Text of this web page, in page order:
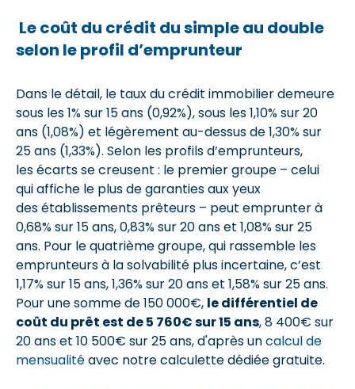
Le coût du crédit du simple au double
selon le profil d’emprunteur
Dans le détail, le taux du crédit immobilier demeure
sous les 1% sur 15 ans (0,92%), sous les 1,10% sur 20
ans (1,08%) et légèrement au-dessus de 1,30% sur
25 ans (1,33%). Selon les profils d’emprunteurs,
les écarts se creusent : le premier groupe – celui
qui affiche le plus de garanties aux yeux
des établissements prêteurs – peut emprunter à
0,68% sur 15 ans, 0,83% sur 20 ans et 1,08% sur 25
ans. Pour le quatrième groupe, qui rassemble les
emprunteurs à la solvabilité plus incertaine, c’est
1,17% sur 15 ans, 1,36% sur 20 ans et 1,58% sur 25 ans.
Pour une somme de 150 000€, le différentiel de
coût du prêt est de 5 760€ sur 15 ans, 8 400€ sur
20 ans et 10 500€ sur 25 ans, d'après uncalcul de
mensualitéavec notre calculette dédiée gratuite.